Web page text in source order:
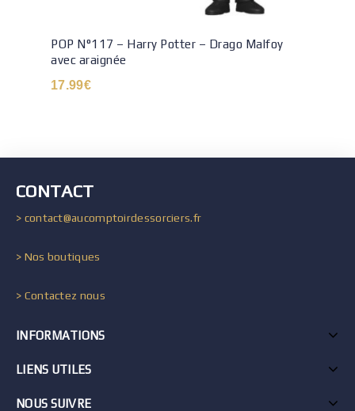
POP N°117 – Harry Potter – Drago Malfoy
avec araignée
17.99€
CONTACT
> contact@aucomptoirdessorciers.fr
> Nos boutiques
> Contactez nous
INFORMATIONS
LIENS UTILES
NOUS SUIVRE